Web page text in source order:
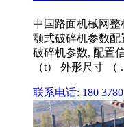
中国路面机械网整
颚式破碎机参数配
破碎机参数, 配置
（t） 外形尺寸 （ .
联系电话: 180 3780